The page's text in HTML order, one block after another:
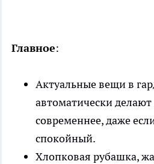
Главное:
Актуальные вещи в
автоматически
современнее, даже
спокойный.
Хлопковая рубашка,